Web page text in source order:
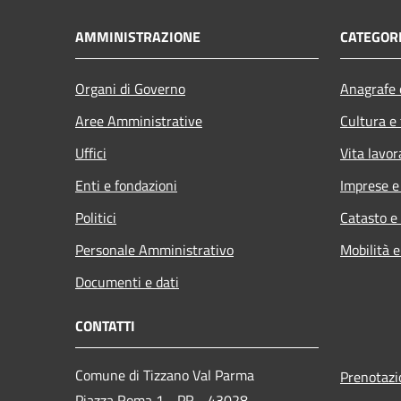
AMMINISTRAZIONE
Organi di Governo
Aree Amministrative
Uffici
Enti e fondazioni
Politici
Personale Amministrativo
Documenti e dati
Cultura
Vita
Imprese
Catasto
Mobilità
CONTATTI
Comune di Tizzano Val Parma